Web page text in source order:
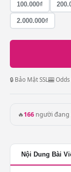
100.000₫
2.000.000₫
🔒 Bảo Mật SSL🎰 Odds
🔥166 người
Nội Dung Bài